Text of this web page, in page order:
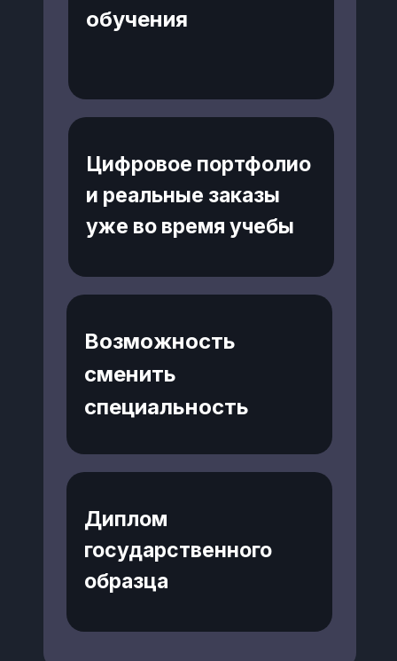
обучения
Возможность
сменить
специальность
Цифровое портфолио
и реальные заказы
уже во время учебы
Диплом
государственного
образца